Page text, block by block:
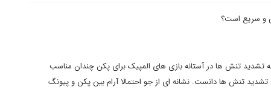
و سریع است؟
تشدید تنش ها در آستانه بازی های المپیک برای پکن چندان مناسب
تنش ها دانست. نشانه ای از جو احتمالا آرام بین پکن و پیونگ